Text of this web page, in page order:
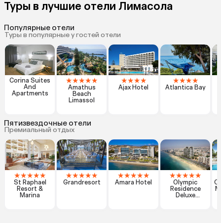
Туры в лучшие отели Лимасола
Популярные отели
Туры в популярные у гостей отели
Corina Suites
And
Apartments
★★★★★
Amathus
Beach
Limassol
★★★★
Ajax Hotel
★★★★
Atlantica Bay
Пятизвездочные отели
Премиальный отдых
★★★★★
St Raphael
Resort &
Marina
★★★★★
Grandresort
★★★★★
Amara Hotel
★★★★★
Olympic
Residence
Deluxe